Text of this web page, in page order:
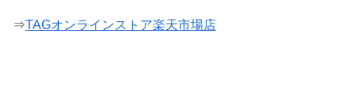
⇒TAGオンラインストア楽天市場店